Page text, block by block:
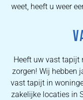
weet, heeft u weer
Heeft uw vast tapijt
zorgen! Wij hebben
vast tapijt in
zakelijke locaties in